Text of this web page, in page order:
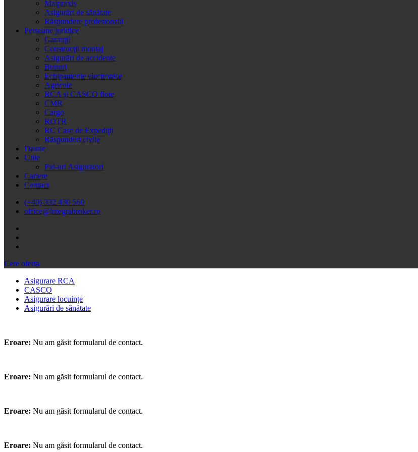
Malpraxis
Asigurări de sănătate
Răspundere profesională
Persoane juridice
Garanţii
Construcţii montaj
Asigurări de accidente
Bunuri
Echipamente electronice
Agricole
RCA și CASCO flote
CMR
Cargo
ROTR
RC Case de Expediţii
Răspunderi civile
Daune
Utile
Pid-uri Asiguratori
Cariere
Contact
(+40) 332 430 560
office@integrabroker.ro
Cere oferta
Asigurare RCA
CASCO
Asigurare locuințe
Asigurări de sănătate
Eroare: Nu am găsit formularul de contact.
Eroare: Nu am găsit formularul de contact.
Eroare: Nu am găsit formularul de contact.
Eroare: Nu am găsit formularul de contact.